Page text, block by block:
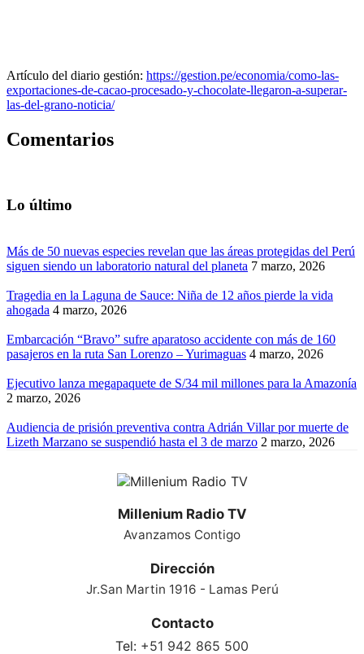
Artículo del diario gestión: https://gestion.pe/economia/como-las-
exportaciones-de-cacao-procesado-y-chocolate-llegaron-a-superar-
las-del-grano-noticia/
Comentarios
Lo último
Más de 50 nuevas especies revelan que las áreas protegidas del Perú
siguen siendo un laboratorio natural del planeta 7 marzo, 2026
Tragedia en la Laguna de Sauce: Niña de 12 años pierde la vida
ahogada 4 marzo, 2026
Embarcación “Bravo” sufre aparatoso accidente con más de 160
pasajeros en la ruta San Lorenzo – Yurimaguas 4 marzo, 2026
Ejecutivo lanza megapaquete de S/34 mil millones para la Amazonía
2 marzo, 2026
Audiencia de prisión preventiva contra Adrián Villar por muerte de
Lizeth Marzano se suspendió hasta el 3 de marzo 2 marzo, 2026
Millenium Radio TV
Avanzamos Contigo
Dirección
Jr.San Martin 1916 - Lamas Perú
Contacto
Tel: +51 942 865 500